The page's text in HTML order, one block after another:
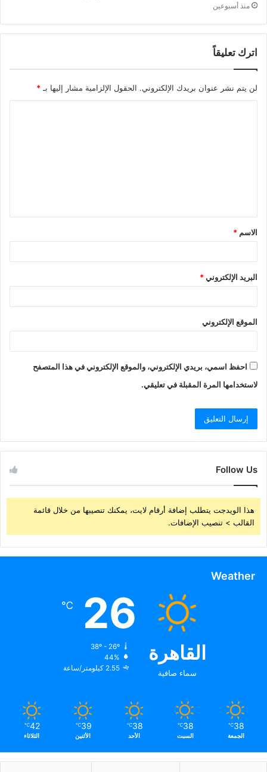
منذ أسبوعين
اترك تعليقاً
لن يتم نشر عنوان بريدك الإلكتروني. الحقول الإلزامية مشار إليها بـ*
ق
*
الاسم *
البريد الإلكتروني*
الموقع الإلكتروني
احفظ اسمي، بريدي الإلكتروني، والموقع الإلكتروني في هذا المتصفح
لاستخدامها المرة المقبلة في تعليقي.
Follow Us
هذا الويدجت يتطلب إضافة أرقام لايت، يمكنك تنصيبها من خلال قائمة
القالب > تنصيب الإضافات.
Weather
القاهرة
سماء صافية
26
℃
38º - 26º
44%
2.55 كيلومتر/ساعة
38
℃
الجمعة
38
℃
السبت
38
℃
الأحد
39
℃
الأثنين
42
℃
الثلاثاء